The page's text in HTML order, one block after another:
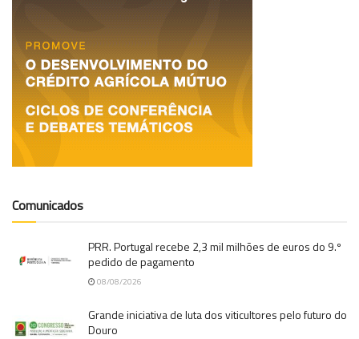
Comunicados
PRR. Portugal recebe 2,3 mil milhões de euros do 9.º
pedido de pagamento
08/08/2026
Grande iniciativa de luta dos viticultores pelo futuro do
Douro